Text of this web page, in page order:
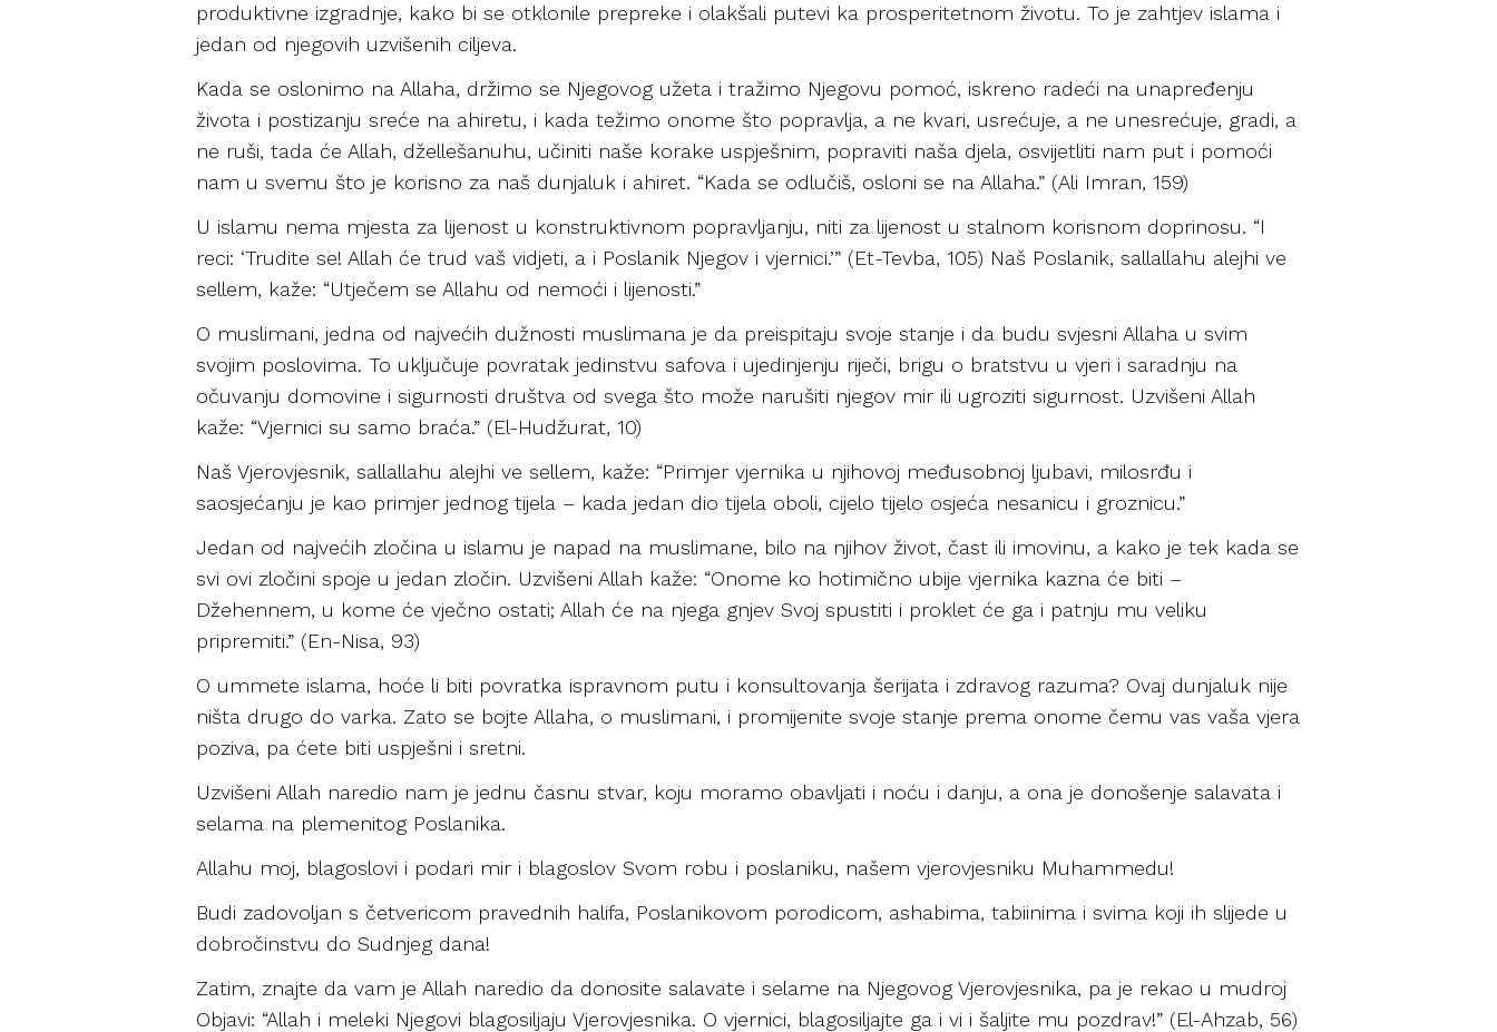
produktivne izgradnje, kako bi se otklonile prepreke i olakšali putevi ka prosperitetnom životu. To je zahtjev islama i
jedan od njegovih uzvišenih ciljeva.
Kada se oslonimo na Allaha, držimo se Njegovog užeta i tražimo Njegovu pomoć, iskreno radeći na unapređenju
života i postizanju sreće na ahiretu, i kada težimo onome što popravlja, a ne kvari, usrećuje, a ne unesrećuje, gradi, a
ne ruši, tada će Allah, džellešanuhu, učiniti naše korake uspješnim, popraviti naša djela, osvijetliti nam put i pomoći
nam u svemu što je korisno za naš dunjaluk i ahiret. “Kada se odlučiš, osloni se na Allaha.” (Ali Imran, 159)
U islamu nema mjesta za lijenost u konstruktivnom popravljanju, niti za lijenost u stalnom korisnom doprinosu. “I
reci: ‘Trudite se! Allah će trud vaš vidjeti, a i Poslanik Njegov i vjernici.’” (Et-Tevba, 105) Naš Poslanik, sallallahu alejhi ve
sellem, kaže: “Utječem se Allahu od nemoći i lijenosti.”
O muslimani, jedna od najvećih dužnosti muslimana je da preispitaju svoje stanje i da budu svjesni Allaha u svim
svojim poslovima. To uključuje povratak jedinstvu safova i ujedinjenju riječi, brigu o bratstvu u vjeri i saradnju na
očuvanju domovine i sigurnosti društva od svega što može narušiti njegov mir ili ugroziti sigurnost. Uzvišeni Allah
kaže: “Vjernici su samo braća.” (El-Hudžurat, 10)
Naš Vjerovjesnik, sallallahu alejhi ve sellem, kaže: “Primjer vjernika u njihovoj međusobnoj ljubavi, milosrđu i
saosjećanju je kao primjer jednog tijela – kada jedan dio tijela oboli, cijelo tijelo osjeća nesanicu i groznicu.”
Jedan od najvećih zločina u islamu je napad na muslimane, bilo na njihov život, čast ili imovinu, a kako je tek kada se
svi ovi zločini spoje u jedan zločin. Uzvišeni Allah kaže: “Onome ko hotimično ubije vjernika kazna će biti –
Džehennem, u kome će vječno ostati; Allah će na njega gnjev Svoj spustiti i proklet će ga i patnju mu veliku
pripremiti.” (En-Nisa, 93)
O ummete islama, hoće li biti povratka ispravnom putu i konsultovanja šerijata i zdravog razuma? Ovaj dunjaluk nije
ništa drugo do varka. Zato se bojte Allaha, o muslimani, i promijenite svoje stanje prema onome čemu vas vaša vjera
poziva, pa ćete biti uspješni i sretni.
Uzvišeni Allah naredio nam je jednu časnu stvar, koju moramo obavljati i noću i danju, a ona je donošenje salavata i
selama na plemenitog Poslanika.
Allahu moj, blagoslovi i podari mir i blagoslov Svom robu i poslaniku, našem vjerovjesniku Muhammedu!
Budi zadovoljan s četvericom pravednih halifa, Poslanikovom porodicom, ashabima, tabiinima i svima koji ih slijede u
dobročinstvu do Sudnjeg dana!
Zatim, znajte da vam je Allah naredio da donosite salavate i selame na Njegovog Vjerovjesnika, pa je rekao u mudroj
Objavi: “Allah i meleki Njegovi blagosiljaju Vjerovjesnika. O vjernici, blagosiljajte ga i vi i šaljite mu pozdrav!” (El-Ahzab, 56)